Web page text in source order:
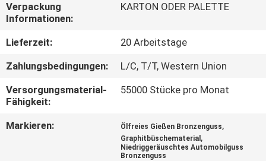
TRETEN
SIE
MIT
IN
VERBINDUNG
Verpackung
Informationen:
KARTON ODER PALETTE
Lieferzeit:
20 Arbeitstage
Zahlungsbedingungen:
L/C, T/T, Western Union
Versorgungsmaterial-
Fähigkeit:
55000 Stücke pro Monat
Markieren: Ölfreies Gießen Bronzenguss,
Graphitbüschematerial ,
Niedriggeräuschtes Automobilguss
Bronzenguss